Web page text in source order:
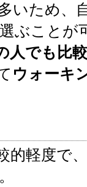
いため、
ぶことが
人でも比
ウォーキ
的軽度で